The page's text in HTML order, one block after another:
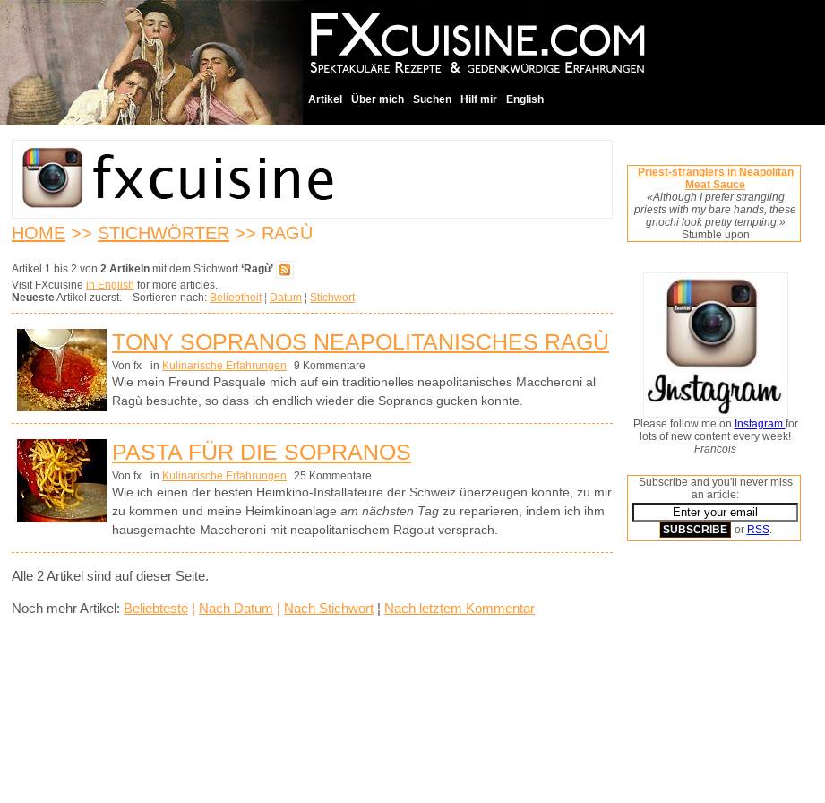
Artikel Über mich Suchen Hilf mir English
HOME >> STICHWÖRTER >> RAGÙ
Artikel 1 bis 2 von 2 Artikeln mit dem Stichwort‘Ragù’
Visit FXcuisine in English for more articles.
NeuesteArtikel zuerst. Sortieren nach: Beliebtheit¦ Datum ¦ Stichwort
TONY SOPRANOS NEAPOLITANISCHES RAGÙ
Von fx in Kulinarische Erfahrungen 9 Kommentare
Wie mein Freund Pasquale mich auf ein traditionelles neapolitanisches Maccheroni al
Ragù besuchte, so dass ich endlich wieder die Sopranos gucken konnte.
PASTA FÜR DIE SOPRANOS
Von fx in Kulinarische Erfahrungen 25 Kommentare
Wie ich einen der besten Heimkino-Installateure der Schweiz überzeugen konnte, zu mir
zu kommen und meine Heimkinoanlage am nächsten Tag zu reparieren, indem ich ihm
hausgemachte Maccheroni mit neapolitanischem Ragout versprach.
Alle 2 Artikel sind auf dieser Seite.
Noch mehr Artikel: Beliebteste ¦ Nach Datum ¦ Nach Stichwort ¦ Nach letztem Kommentar
Priest-stranglers in Neapolitan
Meat Sauce
«Although I prefer strangling
priests with my bare hands, these
gnochi look pretty tempting.»
Stumble upon
Please follow me on Instagram for
lots of new content every week!
Francois
Subscribe and you'll never miss
an article:
or RSS.